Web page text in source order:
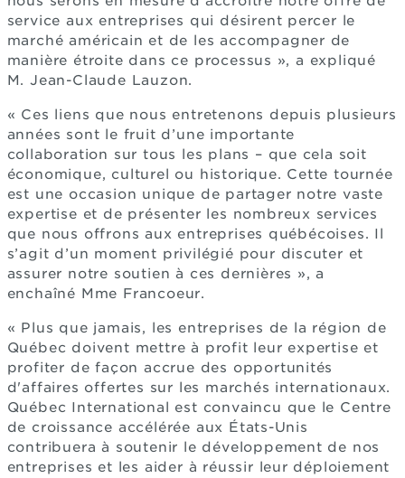
service aux entreprises qui désirent percer le
marché américain et de les accompagner de
manière étroite dans ce processus », a expliqué
M. Jean-Claude Lauzon.
« Ces liens que nous entretenons depuis plusieurs
années sont le fruit d’une importante
collaboration sur tous les plans – que cela soit
économique, culturel ou historique. Cette tournée
est une occasion unique de partager notre vaste
expertise et de présenter les nombreux services
que nous offrons aux entreprises québécoises. Il
s’agit d’un moment privilégié pour discuter et
assurer notre soutien à ces dernières », a
enchaîné Mme Francoeur.
« Plus que jamais, les entreprises de la région de
Québec doivent mettre à profit leur expertise et
profiter de façon accrue des opportunités
d'affaires offertes sur les marchés internationaux.
Québec International est convaincu que le Centre
de croissance accélérée aux États-Unis
contribuera à soutenir le développement de nos
entreprises et les aider à réussir leur déploiement